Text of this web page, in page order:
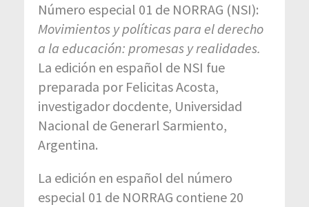
Número especial 01 de NORRAG (NSI):
Movimientos y políticas para el derecho
a la educación: promesas y realidades.
La edición en español de NSI fue
preparada por Felicitas Acosta,
investigador docdente, Universidad
Nacional de Generarl Sarmiento,
Argentina.
La edición en español del número
especial 01 de NORRAG contiene 20